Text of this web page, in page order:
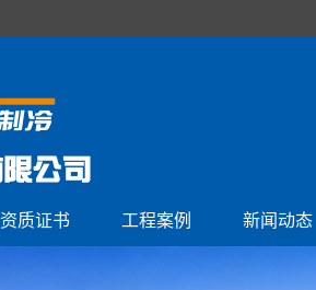
资质证书 工程案例 新闻动态